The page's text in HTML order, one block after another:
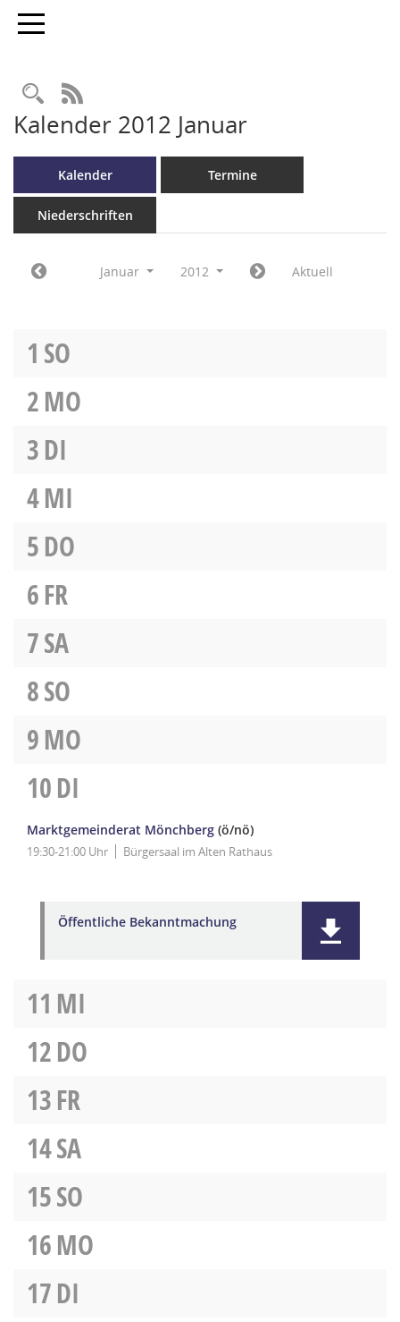
Toggle navigation
RSS-Feed
Kalender 2012 Januar
Kalender Termine
Niederschriften
Januar 2012 Aktuell
1 SO
2MO
3DI
4MI
5DO
6FR
7SA
8SO
9MO
10DI
Marktgemeinderat Mönchberg (ö/nö)
19:30-21:00 Uhr Bürgersaal im Alten Rathaus
Öffentliche Bekanntmachung
11 MI
12DO
13FR
14SA
15SO
16MO
17DI